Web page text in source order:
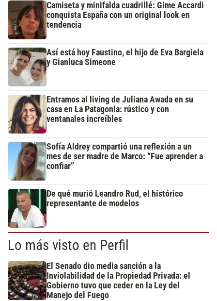
Camiseta y minifalda cuadrillé: Gime Accardi
conquista España con un original look en
tendencia
Así está hoy Faustino, el hijo de Eva Bargiela
y Gianluca Simeone
Entramos al living de Juliana Awada en su
casa en La Patagonia: rústico y con
ventanales increíbles
Sofía Aldrey compartió una reflexión a un
mes de ser madre de Marco: “Fue aprender a
confiar”
De qué murió Leandro Rud, el histórico
representante de modelos
Lo más visto en Perfil
El Senado dio media sanción a la
Inviolabilidad de la Propiedad Privada: el
Gobierno tuvo que ceder en la Ley del
Manejo del Fuego